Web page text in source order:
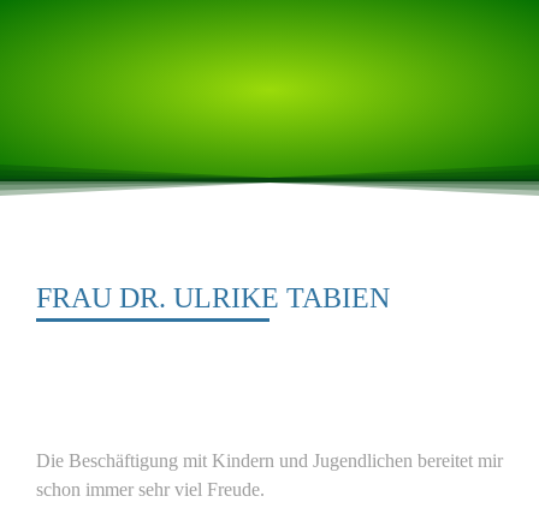
FRAU DR. ULRIKE TABIEN
Die Beschäftigung mit Kindern und Jugendlichen bereitet mir
schon immer sehr viel Freude.